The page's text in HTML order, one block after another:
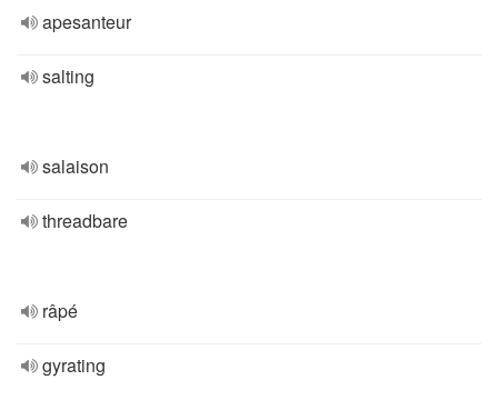
apesanteur
salting
salaison
threadbare
râpé
gyrating